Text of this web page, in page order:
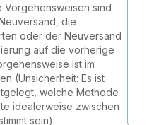
sind
die
oder der Neuversand
auf die vorherige
ist im
(Unsicherheit: Es ist
welche Methode
idealerweise zwischen
sein).